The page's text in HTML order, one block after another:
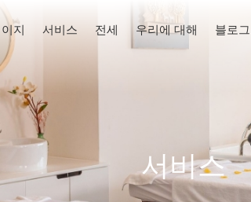
지 서비스 전세 우리에 대해 블로그
서비스